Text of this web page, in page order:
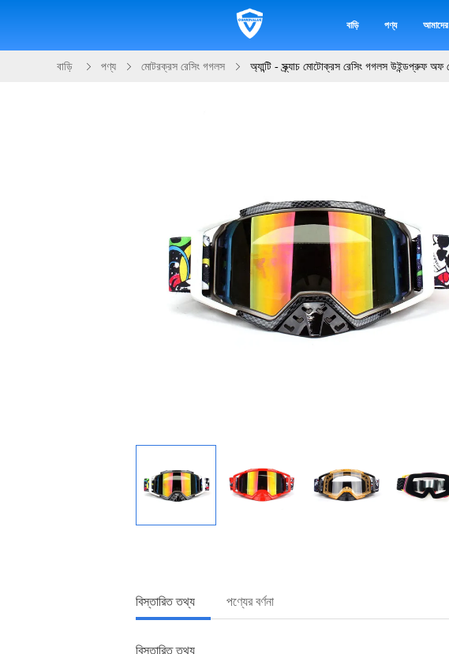
বাড়ি পণ্য আমাদের
বাড়ি পণ্য মোটরক্রস রেসিং গগলস অ্যান্টি - স্ক্র্যাচ মোটোক্রস রেসিং গগলস উইন্ডপ্রুফ
বিস্তারিত তথ্য পণ্যের বর্ণনা
বিস্তারিত তথ্য